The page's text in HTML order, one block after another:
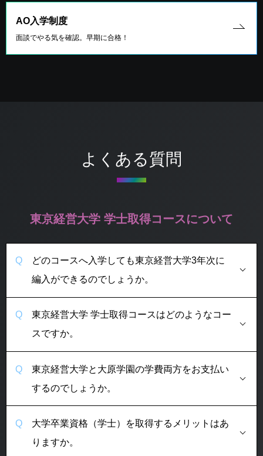
AO入学制度
面談でやる気を確認。早期に合格！
よくある質問
東京経営大学 学士取得コースについて
どのコースへ入学しても東京経営大学3年次に
編入ができるのでしょうか。
東京経営大学 学士取得コースはどのようなコー
スですか。
東京経営大学と大原学園の学費両方をお支払い
するのでしょうか。
大学卒業資格（学士）を取得するメリットはあ
りますか。